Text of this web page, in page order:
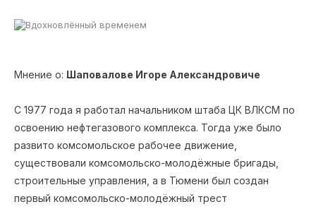
Мнение о: Шаповалове Игоре Александровиче
С 1977 года я работал начальником штаба ЦК ВЛКСМ по
освоению нефтегазового комплекса. Тогда уже было
развито комсомольское рабочее движение,
существовали комсомольско-молодёжные бригады,
строительные управления, а в Тюмени был создан
первый комсомольско-молодёжный трест